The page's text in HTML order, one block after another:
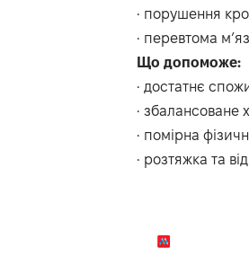
• порушення
• перевтома
Що допоможе:
• достатнє
• збалансоване
• помірна
• розтяжка та